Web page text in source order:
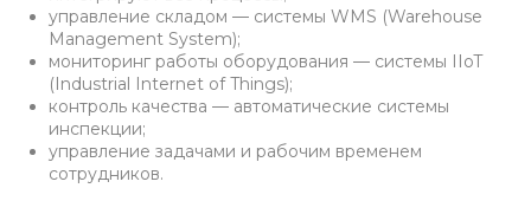
управление складом — системы WMS (Warehouse
Management System);
мониторинг работы оборудования — системы IIoT
(Industrial Internet of Things);
контроль качества — автоматические системы
инспекции;
управление задачами и рабочим временем
сотрудников.